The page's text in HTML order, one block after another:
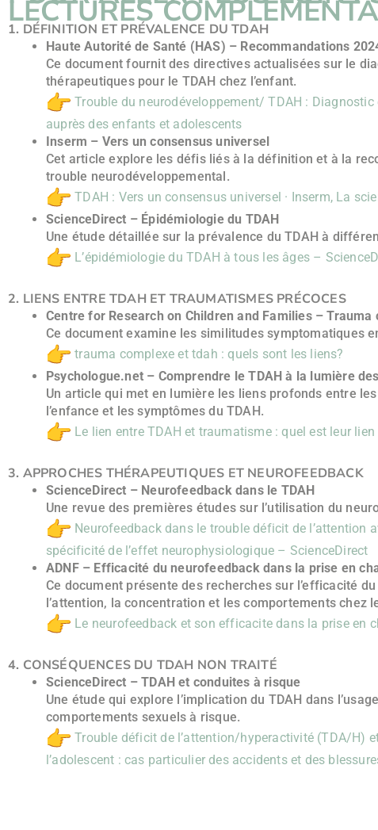
LECTURES
1. DÉFINITION ET PRÉVALENCE DU TDAH
Haute Autorité de Santé (HAS) – Recommandations
Ce document fournit des directives actualisées sur le
thérapeutiques pour le TDAH chez l’enfant.
Trouble du neurodéveloppement/ TDAH :
auprès des enfants et adolescents
Inserm – Vers un consensus universel
Cet article explore les défis liés à la définition et à la
trouble neurodéveloppemental.
TDAH : Vers un consensus universel · Inserm, La
ScienceDirect – Épidémiologie du TDAH
Une étude détaillée sur la prévalence du TDAH à
L’épidémiologie du TDAH à tous les âges –
2. LIENS ENTRE TDAH ET TRAUMATISMES PRÉCOCES
Centre for Research on Children and Families – Trauma
Ce document examine les similitudes symptomatiques
trauma complexe et tdah : quels sont les liens?
Psychologue.net – Comprendre le TDAH à la lumière
Un article qui met en lumière les liens profonds entre
l’enfance et les symptômes du TDAH.
Le lien entre TDAH et traumatisme : quel est leur
3. APPROCHES THÉRAPEUTIQUES ET NEUROFEEDBACK
ScienceDirect – Neurofeedback dans le TDAH
Une revue des premières études sur l’utilisation du
Neurofeedback dans le trouble déficit de l’attention
spécificité de l’effet neurophysiologique – ScienceDirect
ADNF – Efficacité du neurofeedback dans la prise en
Ce document présente des recherches sur l’efficacité
l’attention, la concentration et les comportements chez
Le neurofeedback et son efficacite dans la prise en
4. CONSÉQUENCES DU TDAH NON TRAITÉ
ScienceDirect – TDAH et conduites à risque
Une étude qui explore l’implication du TDAH dans
comportements sexuels à risque.
Trouble déficit de l’attention/hyperactivité (TDA/H)
l’adolescent : cas particulier des accidents et des